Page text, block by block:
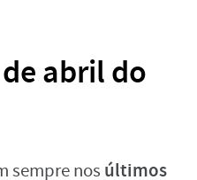
abril do
sempre nos últimos